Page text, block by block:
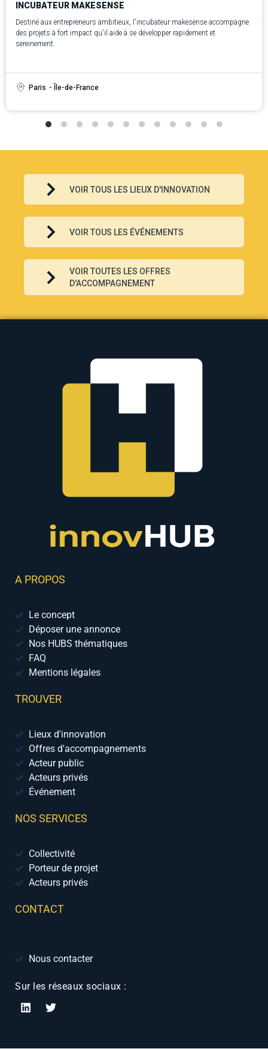
INCUBATEUR MAKESENSE
Destiné aux entrepreneurs ambitieux, l'incubateur makesense accompagne
des projets à fort impact qu'il aide à se développer rapidement et
sereinement.
Paris - Île-de-France
VOIR TOUS LES LIEUX D'INNOVATION
VOIR TOUS LES ÉVÉNEMENTS
VOIR TOUTES LES OFFRES
D'ACCOMPAGNEMENT
A PROPOS
Le concept
Déposer une annonce
Nos HUBS thématiques
FAQ
Mentions légales
TROUVER
Lieux d'innovation
Offres d'accompagnements
Acteur public
Acteurs privés
Événement
NOS SERVICES
Collectivité
Porteur de projet
Acteurs privés
CONTACT
Nous contacter
Sur les réseaux sociaux :